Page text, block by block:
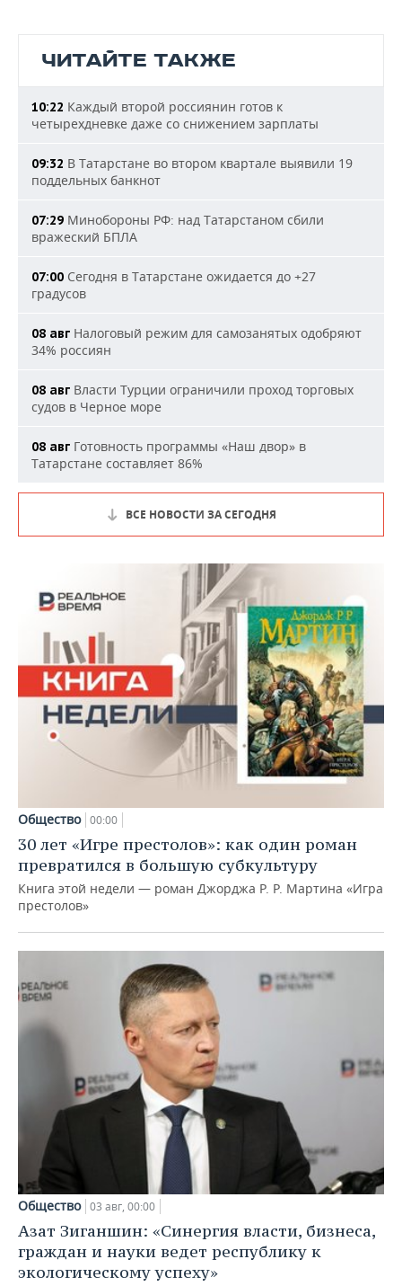
ЧИТАЙТЕ ТАКЖЕ
10:22 Каждый второй россиянин готов к
четырехдневке даже со снижением зарплаты
09:32 В Татарстане во втором квартале выявили 19
поддельных банкнот
07:29 Минобороны РФ: над Татарстаном сбили
вражеский БПЛА
07:00 Сегодня в Татарстане ожидается до +27
градусов
08 авг Налоговый режим для самозанятых одобряют
34% россиян
08 авг Власти Турции ограничили проход торговых
судов в Черное море
08 авг Готовность программы «Наш двор» в
Татарстане составляет 86%
ВСЕ НОВОСТИ ЗА СЕГОДНЯ
Общество 00:00
30 лет «Игре престолов»: как один роман
превратился в большую субкультуру
Книга этой недели — роман Джорджа Р. Р. Мартина «Игра
престолов»
Общество 03 авг, 00:00
Азат Зиганшин: «Синергия власти, бизнеса,
граждан и науки ведет республику к
экологическому успеху»